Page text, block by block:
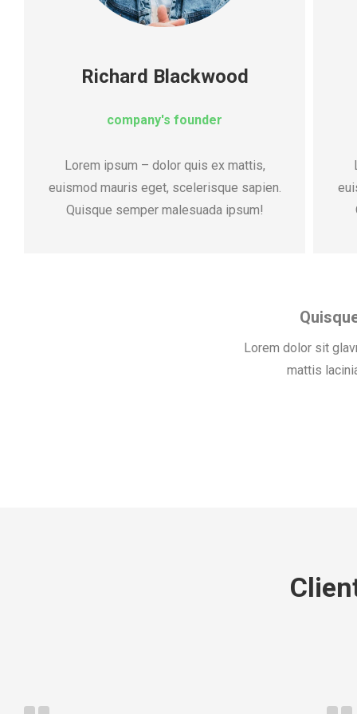
Richard Blackwood
company's founder
Lorem ipsum – dolor quis ex mattis,
euismod mauris eget, scelerisque sapien.
Quisque semper malesuada ipsum!
Lorem dolor sit
mattis